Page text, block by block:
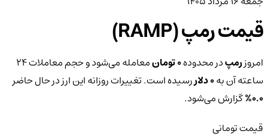
قیمت رمپ (RAMP)
امروزرمپدر محدوده0 تومان
معامله می‌شود و حجم معاملات ۲۴
ساعته آن به0 دلار
رسیده است. تغییرات روزانه این ارز در حال حاضر
0.0% گزارش می‌شود.
قیمت تومانی